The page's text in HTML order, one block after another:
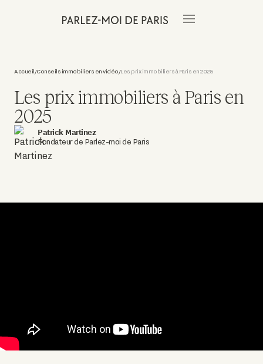
Accueil/Conseils immobiliers en vidéo/Les prix immobiliers à Paris en 2025
Les prix immobiliers à Paris en
2025
Patrick Martinez
Fondateur de Parlez-moi de Paris